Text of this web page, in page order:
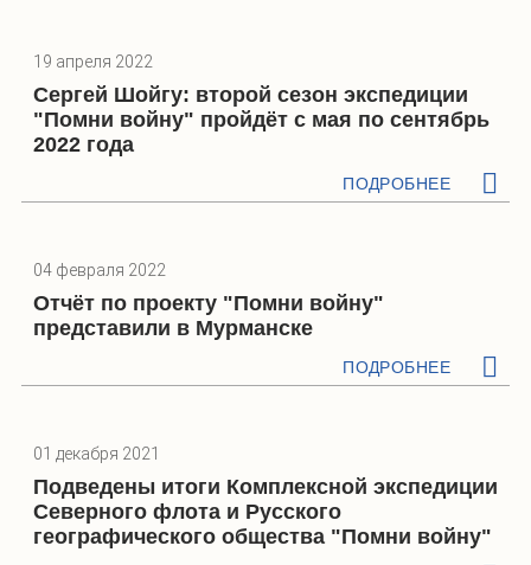
19 апреля 2022
Сергей Шойгу: второй сезон экспедиции
"Помни войну" пройдёт с мая по сентябрь
2022 года
ПОДРОБНЕЕ
04 февраля 2022
Отчёт по проекту "Помни войну"
представили в Мурманске
ПОДРОБНЕЕ
01 декабря 2021
Подведены итоги Комплексной экспедиции
Северного флота и Русского
географического общества "Помни войну"